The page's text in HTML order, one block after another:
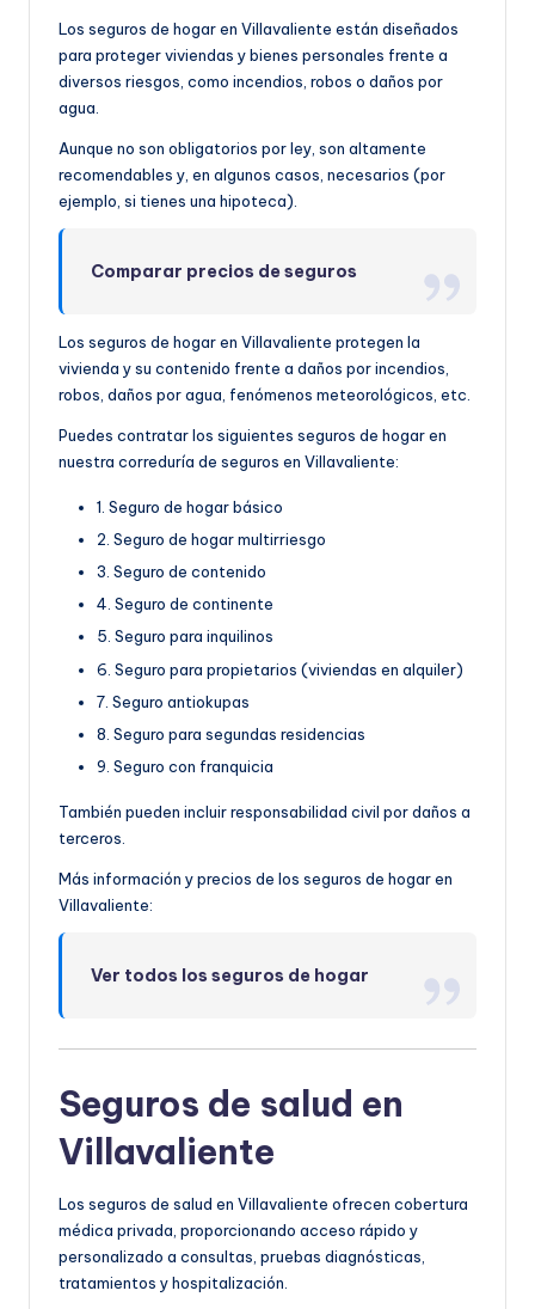
Los seguros de hogar en Villavaliente están diseñados
para proteger viviendas y bienes personales frente a
diversos riesgos, como incendios, robos o daños por
agua.
Aunque no son obligatorios por ley, son altamente
recomendables y, en algunos casos, necesarios (por
ejemplo, si tienes una hipoteca).
Comparar precios de seguros
Los seguros de hogar en Villavaliente protegen la
vivienda y su contenido frente a daños por incendios,
robos, daños por agua, fenómenos meteorológicos, etc.
Puedes contratar los siguientes seguros de hogar en
nuestra correduría de seguros en Villavaliente:
1. Seguro de hogar básico
2. Seguro de hogar multirriesgo
3. Seguro de contenido
4. Seguro de continente
5. Seguro para inquilinos
6. Seguro para propietarios (viviendas en alquiler)
7. Seguro antiokupas
8. Seguro para segundas residencias
9. Seguro con franquicia
También pueden incluir responsabilidad civil por daños a
terceros.
Más información y precios de los seguros de hogar en
Villavaliente:
Ver todos los seguros de hogar
Seguros de salud en
Villavaliente
Los seguros de salud en Villavaliente ofrecen cobertura
médica privada, proporcionando acceso rápido y
personalizado a consultas, pruebas diagnósticas,
tratamientos y hospitalización.